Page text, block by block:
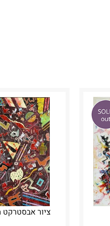
ציור אבסטרקט 80x80 cm ממוסגר